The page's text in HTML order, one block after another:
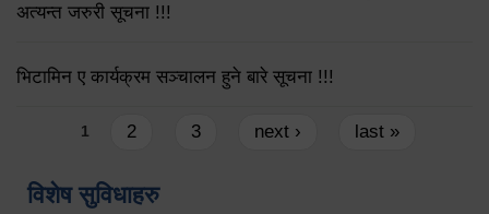
अत्यन्त जरुरी सूचना !!!
भिटामिन ए कार्यक्रम सञ्चालन हुने बारे सूचना !!!
Pages
1 2 3 next › last »
विशेष सुविधाहरु